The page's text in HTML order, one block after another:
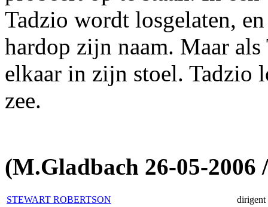
Tadzio wordt losgelaten,
hardop zijn naam. Maar
elkaar in zijn stoel. Tadzio
zee.
(M.Gladbach 26-05-2006
STEWART ROBERTSON
dirigent